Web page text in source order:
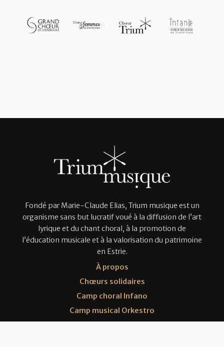
Fondé par Marie-Claude Elias, Trium musique est un
organisme sans but lucratif voué à la diffusion de l’art
lyrique et du chant choral, à la promotion de
l’éducation musicale et à la valorisation du patrimoine
en Estrie.
À propos
Chœurs solidaires
Camp choral Infano
Camp musical Orkestro